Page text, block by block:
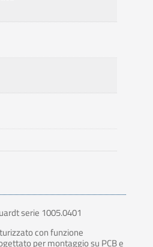
serie 1005.0401
con funzione
per montaggio su PCB e